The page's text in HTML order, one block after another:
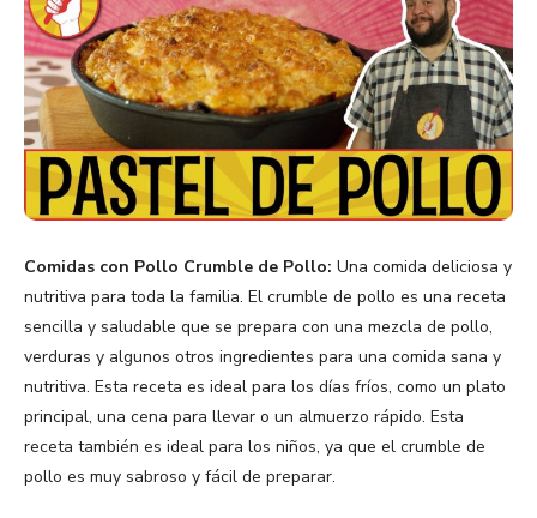
Comidas con Pollo Crumble de Pollo: Una comida deliciosa y
nutritiva para toda la familia. El crumble de pollo es una receta
sencilla y saludable que se prepara con una mezcla de pollo,
verduras y algunos otros ingredientes para una comida sana y
nutritiva. Esta receta es ideal para los días fríos, como un plato
principal, una cena para llevar o un almuerzo rápido. Esta
receta también es ideal para los niños, ya que el crumble de
pollo es muy sabroso y fácil de preparar.